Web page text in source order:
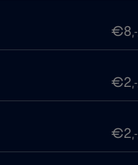
€8
€2
€2